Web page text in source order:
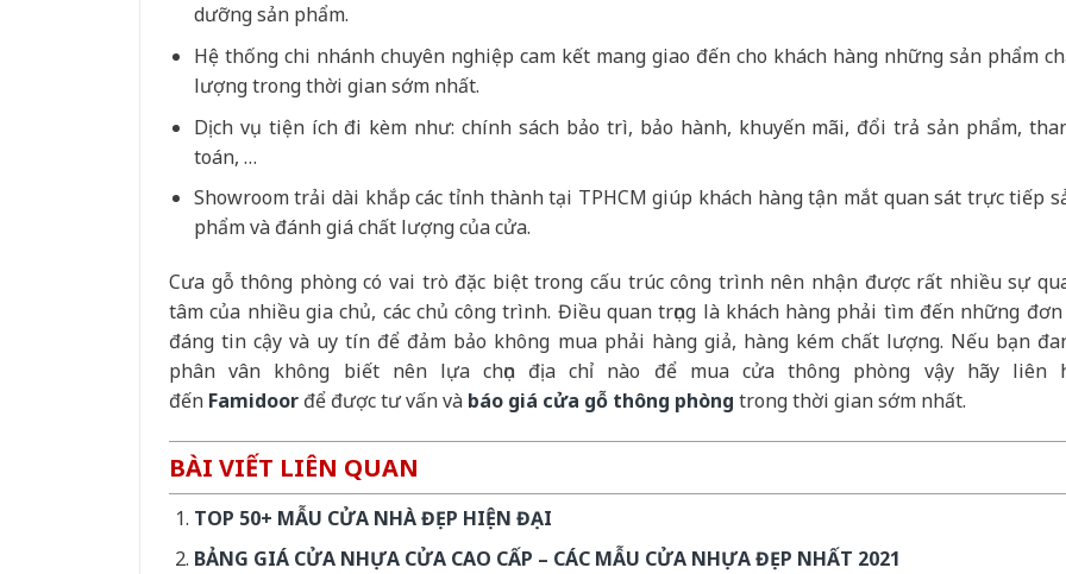
dưỡng sản phẩm.
Hệ thống chi nhánh chuyên nghiệp cam kết mang giao đến cho khách hàng những sản phẩm
lượng trong thời gian sớm nhất.
Dịch vụ tiện ích đi kèm như: chính sách bảo trì, bảo hành, khuyến mãi, đổi trả sản phẩm,
toán, …
Showroom trải dài khắp các tỉnh thành tại TPHCM giúp khách hàng tận mắt quan sát trực tiếp
phẩm và đánh giá chất lượng của cửa.
Cưa gỗ thông phòng có vai trò đặc biệt trong cấu trúc công trình nên nhận được rất nhiều sự
tâm của nhiều gia chủ, các chủ công trình. Điều quan trọng là khách hàng phải tìm đến những đơn
đáng tin cậy và uy tín để đảm bảo không mua phải hàng giả, hàng kém chất lượng. Nếu bạn
phân vân không biết nên lựa chọn địa chỉ nào để mua cửa thông phòng vậy hãy liên
đến Famidoor để được tư vấn và báo giá cửa gỗ thông phòng trong thời gian sớm nhất.
BÀI VIẾT LIÊN QUAN
TOP 50+ MẪU CỬA NHÀ ĐẸP HIỆN ĐẠI
BẢNG GIÁ CỬA NHỰA CỬA CAO CẤP – CÁC MẪU CỬA NHỰA ĐẸP NHẤT 2021